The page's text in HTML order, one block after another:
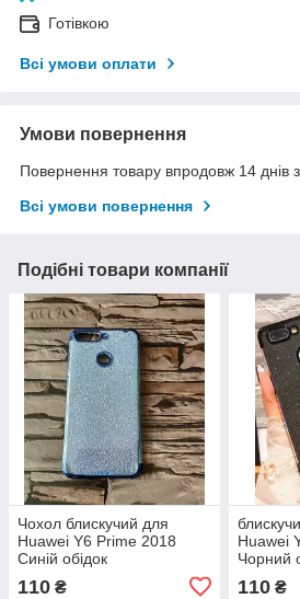
Готівкою
Всі умови оплати
Умови повернення
Повернення товару впродовж 14 днів
Всі умови повернення
Подібні товари компанії
Чохол блискучий для
Huawei Y6 Prime 2018
Синій обідок
110 ₴
Huawei
Чорний
110₴